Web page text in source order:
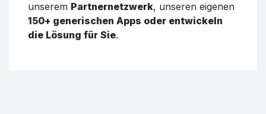
unserem Partnernetzwerk, unseren eigenen
150+ generischen Apps oder entwickeln
die Lösung für Sie.